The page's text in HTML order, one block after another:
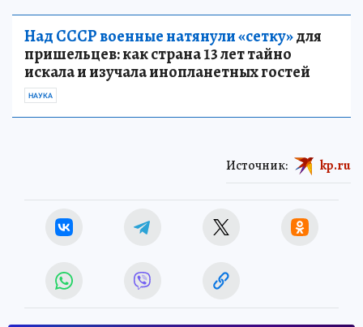
Над СССР военные натянули «сетку»для
пришельцев: как страна 13 лет тайно
искала и изучала инопланетных гостей
НАУКА
Источник: kp.ru